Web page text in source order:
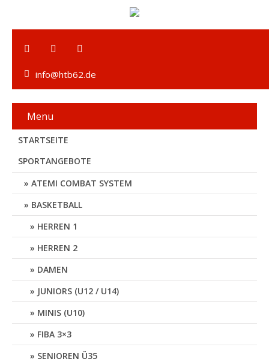
info@htb62.de
Menu
STARTSEITE
SPORTANGEBOTE
ATEMI COMBAT SYSTEM
BASKETBALL
HERREN 1
HERREN 2
DAMEN
JUNIORS (U12 / U14)
MINIS (U10)
FIBA 3×3
SENIOREN Ü35